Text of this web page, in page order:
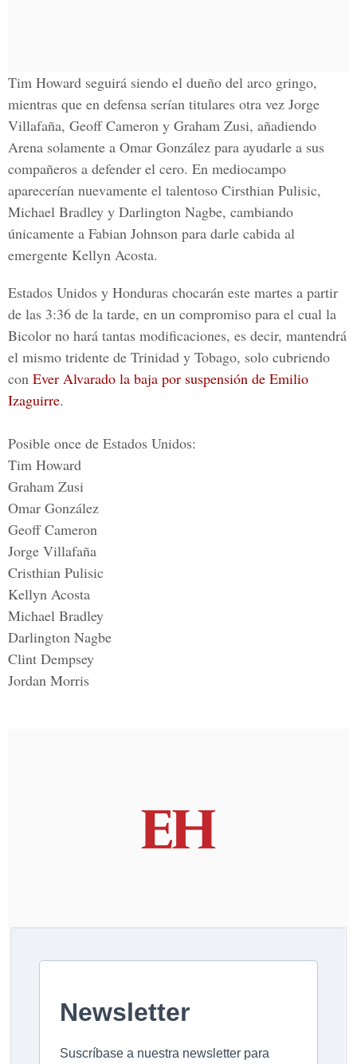
Tim Howard seguirá siendo el dueño del arco gringo,
mientras que en defensa serían titulares otra vez Jorge
Villafaña, Geoff Cameron y Graham Zusi, añadiendo
Arena solamente a Omar González para ayudarle a sus
compañeros a defender el cero. En mediocampo
aparecerían nuevamente el talentoso Cirsthian Pulisic,
Michael Bradley y Darlington Nagbe, cambiando
únicamente a Fabian Johnson para darle cabida al
emergente Kellyn Acosta.
Estados Unidos y Honduras chocarán este martes a partir
de las 3:36 de la tarde, en un compromiso para el cual la
Bicolor no hará tantas modificaciones, es decir, mantendrá
el mismo tridente de Trinidad y Tobago, solo cubriendo
con Ever Alvarado la baja por suspensión de Emilio
Izaguirre.
Posible once de Estados Unidos:
Tim Howard
Graham Zusi
Omar González
Geoff Cameron
Jorge Villafaña
Cristhian Pulisic
Kellyn Acosta
Michael Bradley
Darlington Nagbe
Clint Dempsey
Jordan Morris